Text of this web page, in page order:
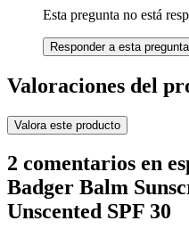
Esta pregunta no está
Responder a esta pregunta
Valoraciones del
Valora este producto
2 comentarios en
Badger Balm
Unscented SPF 30